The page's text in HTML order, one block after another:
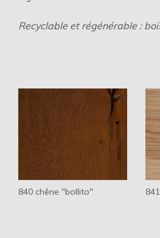
Recyclable et régénérable :
840 chêne "bollito"